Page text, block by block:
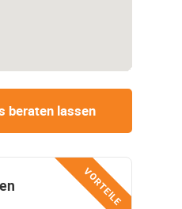
beraten lassen
VORTEILE